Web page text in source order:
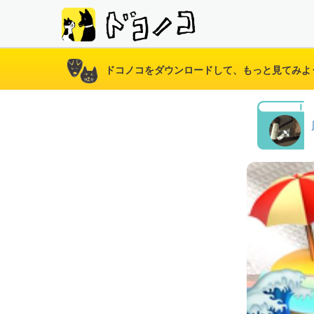
ドコノコをダウンロードして、もっと見てみ